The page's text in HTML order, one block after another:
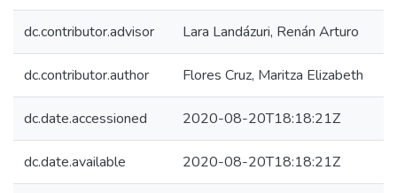
dc.contributor.advisor Lara Landázuri, Renán Arturo
dc.contributor.author Flores Cruz, Maritza Elizabeth
dc.date.accessioned 2020-08-20T18:18:21Z
dc.date.available 2020-08-20T18:18:21Z